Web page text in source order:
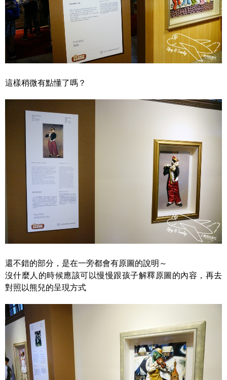
這樣稍微有點懂了嗎？
還不錯的部分，是在一旁都會有原圖的說明～
沒什麼人的時候應該可以慢慢跟孩子解釋原圖的內容，再去
對照以熊兒的呈現方式